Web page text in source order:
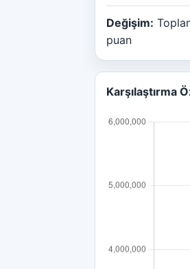
Değişim:
puan
Karşılaştırma